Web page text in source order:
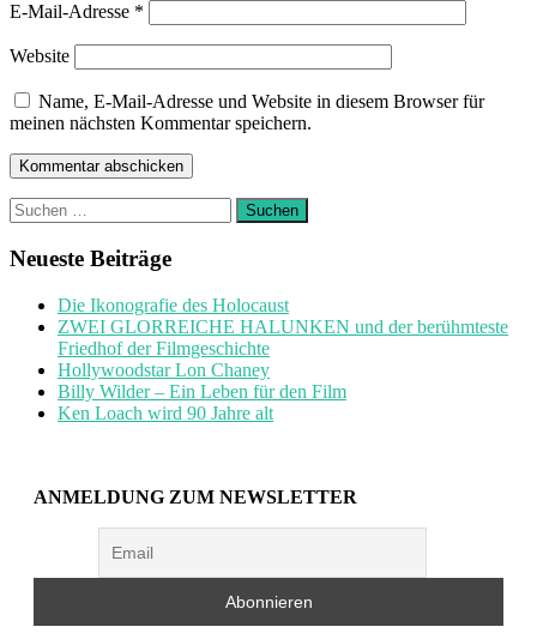
E-Mail-Adresse *
Website
Name, E-Mail-Adresse und Website in diesem Browser für
meinen nächsten Kommentar speichern.
Suchen
nach:
Neueste Beiträge
Die Ikonografie des Holocaust
ZWEI GLORREICHE HALUNKEN und der berühmteste
Friedhof der Filmgeschichte
Hollywoodstar Lon Chaney
Billy Wilder – Ein Leben für den Film
Ken Loach wird 90 Jahre alt
ANMELDUNG ZUM NEWSLETTER